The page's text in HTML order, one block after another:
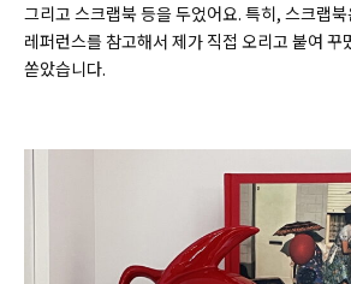
그리고 스크랩북 등을 두었어요. 특히, 스크랩
레퍼런스를 참고해서 제가 직접 오리고 붙여 꾸
쏟았습니다.